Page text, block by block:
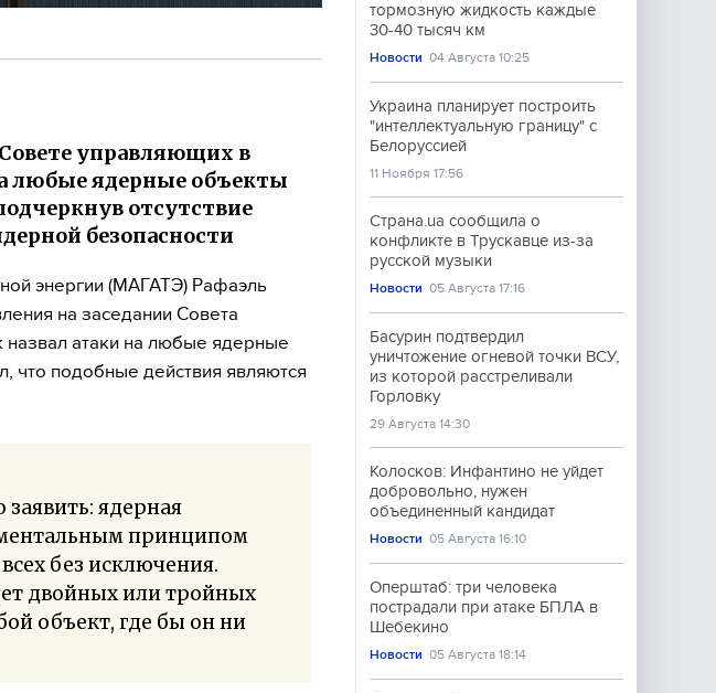
управляющих в
любые ядерные объекты
отсутствие
безопасности
энергии (МАГАТЭ) Рафаэль
на заседании Совета
атаки на любые ядерные
что подобные действия являются
ядерная
принципом
без исключения.
двойных или тройных
объект, где бы он ни
тормозную жидкость каждые
30-40 тысяч км
Новости 04 Августа 10:25
Украина планирует построить
"интеллектуальную границу" с
Белоруссией
11 Ноября 17:56
Страна.ua сообщила о
конфликте в Трускавце из-за
русской музыки
Новости 05 Августа 17:16
Басурин подтвердил
уничтожение огневой точки ВСУ,
из которой расстреливали
Горловку
29 Августа 14:30
Колосков: Инфантино не уйдет
добровольно, нужен
объединенный кандидат
Новости 05 Августа 16:10
Оперштаб: три человека
пострадали при атаке БПЛА в
Шебекино
Новости 05 Августа 18:14